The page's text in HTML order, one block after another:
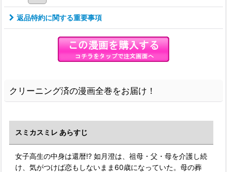
返品特約に関する重要事項
クリーニング済の漫画全巻をお届け！
スミカスミレ あらすじ
女子高生の中身は還暦!? 如月澄は、祖母・父・母を介護し続
け、気がつけば恋もしないまま60歳になっていた。母の葬